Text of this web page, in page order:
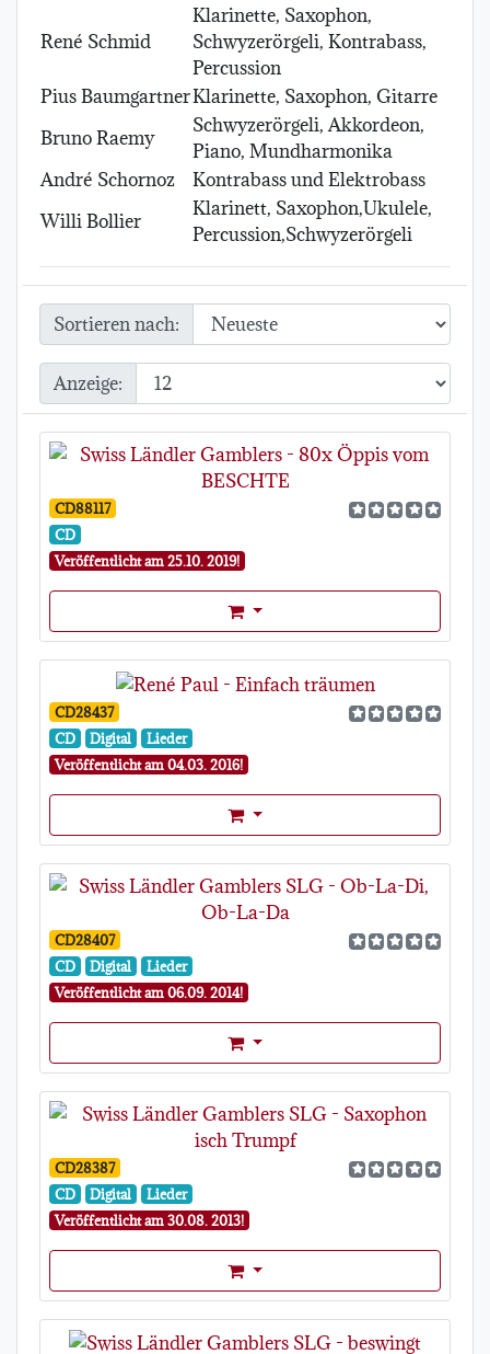
René Schmid
Klarinette, Saxophon,
Schwyzerörgeli, Kontrabass,
Percussion
Pius BaumgartnerKlarinette, Saxophon, Gitarre
Bruno Raemy
Schwyzerörgeli, Akkordeon,
Piano, Mundharmonika
André Schornoz
Kontrabass und Elektrobass
Willi Bollier
Klarinett, Saxophon,Ukulele,
Percussion,Schwyzerörgeli
Sortieren nach:
Anzeige:
CD88117
CD
Veröffentlicht am 25.10. 2019!
Format Auswahl Dropdown
CD28437
CD
Digital
Lieder
Veröffentlicht am 04.03. 2016!
Format Auswahl Dropdown
CD28407
CD
Digital
Lieder
Veröffentlicht am 06.09. 2014!
Format Auswahl Dropdown
CD28387
CD
Digital
Lieder
Veröffentlicht am 30.08. 2013!
Format Auswahl Dropdown